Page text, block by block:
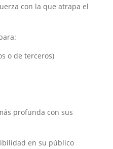
con la que atrapa el
o de terceros)
profunda con sus
en su público